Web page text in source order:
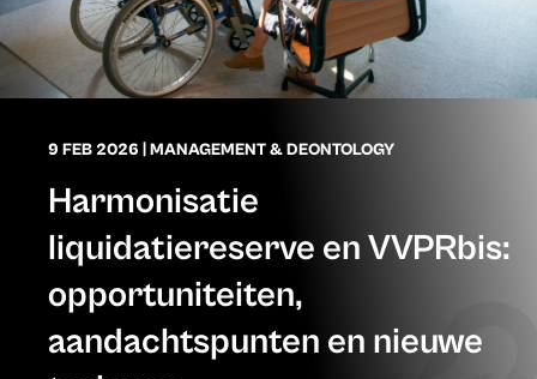
9 FEB 2026 |MANAGEMENT & DEONTOLOGY
Harmonisatie
liquidatiereserve en VVPRbis:
opportuniteiten,
aandachtspunten en nieuwe